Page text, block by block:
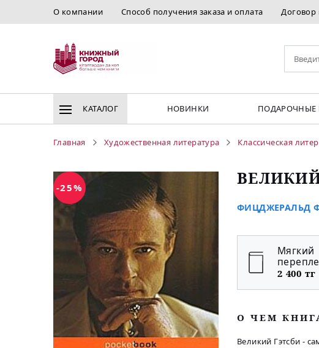
О компании Способ получения заказа и оплата Договор
КАТАЛОГ НОВИНКИ ПОДАРОЧНЫЕ
Главная Художественная литература Классическая
-25%
ФИЦДЖЕРАЛЬД
Мягкий
2 400 тг
O ЧЕМ
Великий Гэтсби -